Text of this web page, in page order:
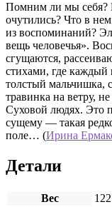
Помним ли мы себя?
очутились? Что в
из воспоминаний?
вещь человечья».
сгущаются,
стихами, где каждый
толстый мальчишка,
травинка на ветру,
Суховой людях. Это
сущему — такая
поле… (Ирина
Детали
Вес